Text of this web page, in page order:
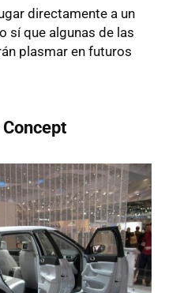
directamente a un
sí que algunas de las
plasmar en futuros